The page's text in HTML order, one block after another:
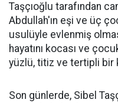
Taşçıoğlu tarafından
Abdullah'ın eşi ve üç
usulüyle evlenmiş
hayatını kocası ve
yüzlü, titiz ve tertipli bir
Son günlerde, Sibel